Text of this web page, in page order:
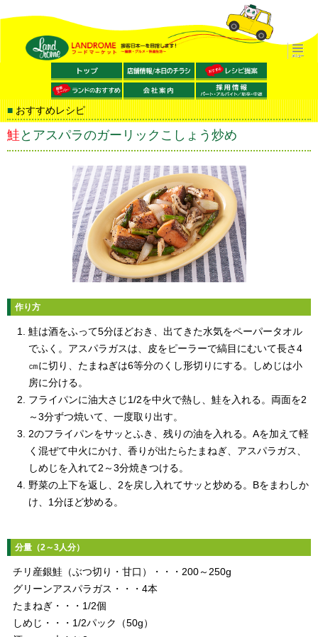
おすすめレシピ
鮭とアスパラのガーリックこしょう炒め
作り方
鮭は酒をふって5分ほどおき、出てきた水気をペーパータオル
でふく。アスパラガスは、皮をピーラーで縞目にむいて長さ4
㎝に切り、たまねぎは6等分のくし形切りにする。しめじは小
房に分ける。
フライパンに油大さじ1/2を中火で熱し、鮭を入れる。両面を2
～3分ずつ焼いて、一度取り出す。
2のフライパンをサッとふき、残りの油を入れる。Aを加えて軽
く混ぜて中火にかけ、香りが出たらたまねぎ、アスパラガス、
しめじを入れて2～3分焼きつける。
野菜の上下を返し、2を戻し入れてサッと炒める。Bをまわしか
け、1分ほど炒める。
分量（2～3人分）
チリ産銀鮭（ぶつ切り・甘口）・・・200～250g
グリーンアスパラガス・・・4本
たまねぎ・・・1/2個
しめじ・・・1/2パック（50g）